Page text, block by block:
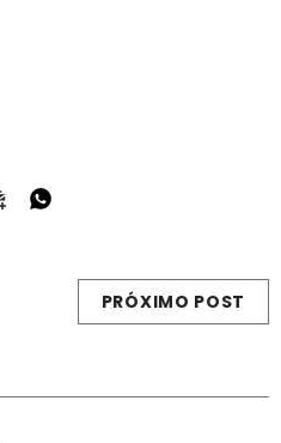
PRÓXIMO POST